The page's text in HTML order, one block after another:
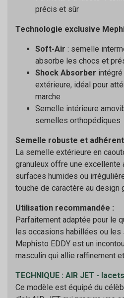
précis et sûr
Technologie exclusive
Soft-Air : semelle
absorbe les chocs et
Shock Absorber
extérieure, idéal pour
marche
Semelle intérieure
semelles orthopédiques
Semelle robuste et
La semelle extérieure en
granuleux offre une excellente
surfaces humides ou
touche de caractère au design
Utilisation recommandée :
Parfaitement adaptée pour le
les occasions habillées ou les
Mephisto EDDY est un
masculin qui allie raffinement
TECHNIQUE : AIR JET -
Ce modèle est équipé du